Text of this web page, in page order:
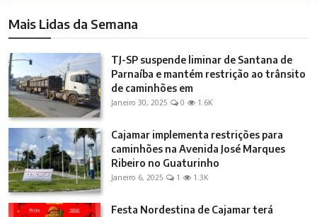
Mais Lidas da Semana
TJ-SP suspende liminar de Santana de
Parnaíba e mantém restrição ao trânsito
de caminhões em
Janeiro 30, 2025 0 1.6K
Cajamar implementa restrições para
caminhões na Avenida José Marques
Ribeiro no Guaturinho
Janeiro 6, 2025 1 1.3K
Festa Nordestina de Cajamar terá